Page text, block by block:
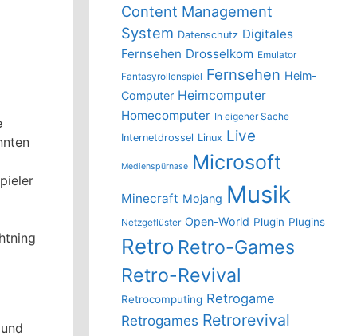
Content Management
System Datenschutz Digitales
Fernsehen Drosselkom Emulator
Fantasyrollenspiel Fernsehen Heim-
Computer Heimcomputer
Homecomputer In eigener Sache
Internetdrossel Linux Live
Medienspürnase Microsoft
Minecraft Mojang Musik
Netzgeflüster Open-World Plugin Plugins
Retro Retro-Games
Retro-Revival
Retrocomputing Retrogame
Retrogames Retrorevival